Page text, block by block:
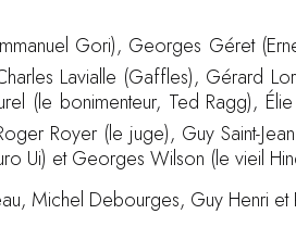
Gori), Georges Géret
Lavialle (Gaffles), Gérard
(le bonimenteur, Ted Ragg),
Royer (le juge), Guy Saint-
Ui) et Georges Wilson (le vieil
Michel Debourges, Guy Henri et